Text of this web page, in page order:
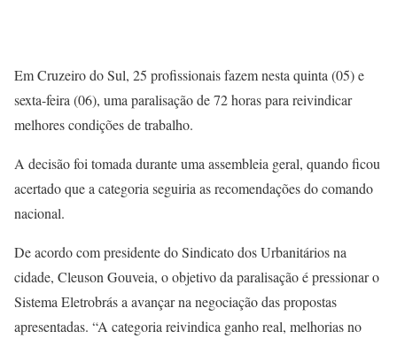
Em Cruzeiro do Sul, 25 profissionais fazem nesta quinta (05) e
sexta-feira (06), uma paralisação de 72 horas para reivindicar
melhores condições de trabalho.
A decisão foi tomada durante uma assembleia geral, quando ficou
acertado que a categoria seguiria as recomendações do comando
nacional.
De acordo com presidente do Sindicato dos Urbanitários na
cidade, Cleuson Gouveia, o objetivo da paralisação é pressionar o
Sistema Eletrobrás a avançar na negociação das propostas
apresentadas. “A categoria reivindica ganho real, melhorias no